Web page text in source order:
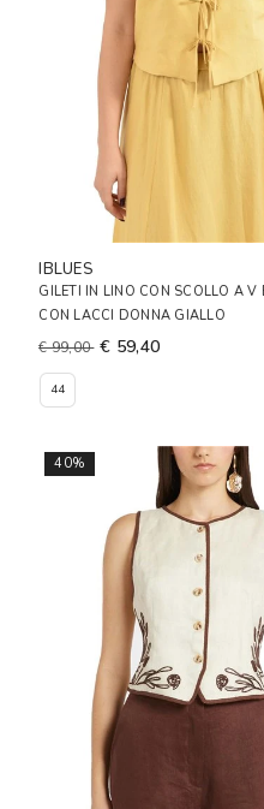
IBLUES
GILETI IN LINO CON SCOLLO A V
CON LACCI DONNA GIALLO
€ 99,00 € 59,40
44
40%